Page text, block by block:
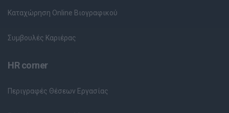
Καταχώρηση Online Βιογραφικού
Συμβουλές Καριέρας
HR corner
Περιγραφές Θέσεων Εργασίας